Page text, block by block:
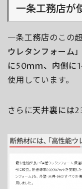
一条工務店が
一条工務店のこの
ウレタンフォーム」
に50ｍｍ、内側に
使用しています。
さらに天井裏には